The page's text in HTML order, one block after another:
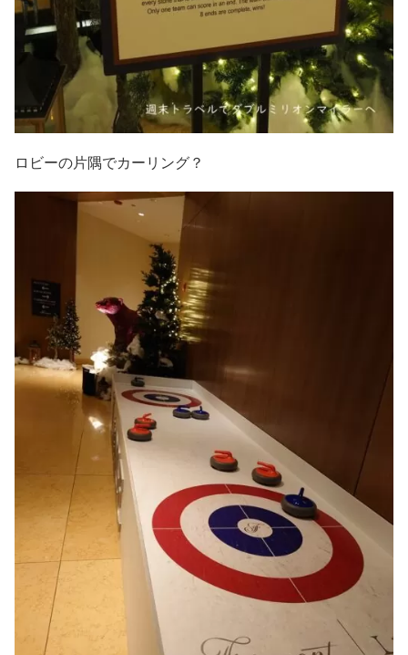
ロビーの片隅でカーリング？